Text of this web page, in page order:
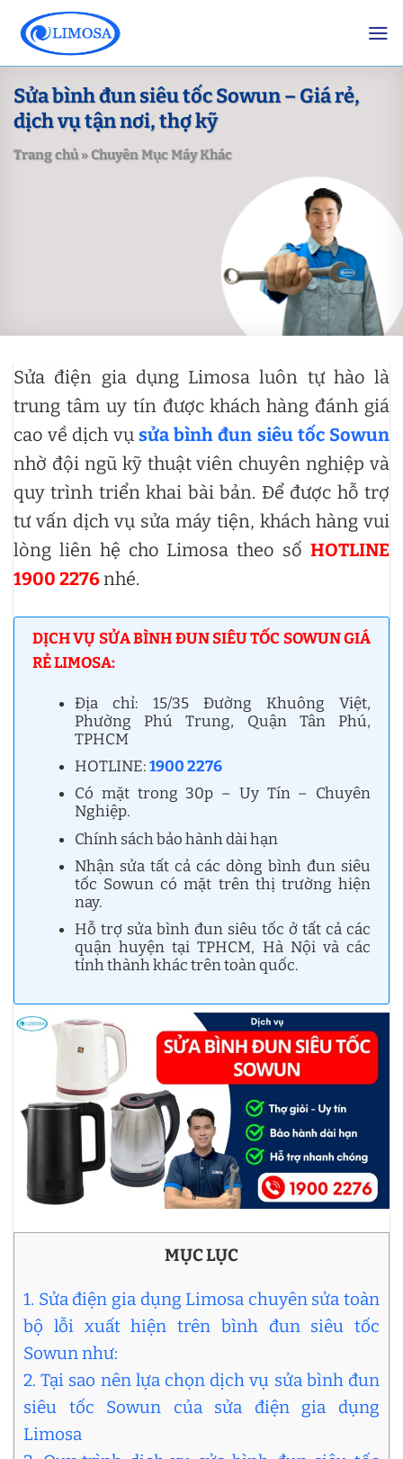
content
Sửa bình đun siêu tốc Sowun – Giá rẻ,
dịch vụ tận nơi, thợ kỹ
Trang chủ»Chuyên Mục Máy Khác
Sửa điện gia dụng Limosa luôn tự hào là
trung tâm uy tín được khách hàng đánh giá
cao về dịch vụ sửa bình đun siêu tốc Sowun
nhờ đội ngũ kỹ thuật viên chuyên nghiệp và
quy trình triển khai bài bản. Để được hỗ trợ
tư vấn dịch vụ sửa máy tiện, khách hàng vui
lòng liên hệ cho Limosa theo số HOTLINE
1900 2276nhé.
DỊCH VỤ SỬA BÌNH ĐUN SIÊU TỐC SOWUN GIÁ
RẺ LIMOSA:
Địa chỉ: 15/35 Đường Khuông Việt,
Phường Phú Trung, Quận Tân Phú,
TPHCM
HOTLINE:1900 2276
Có mặt trong 30p – Uy Tín – Chuyên
Nghiệp.
Chính sách bảo hành dài hạn
Nhận sửa tất cả các dòng bình đun siêu
tốc Sowun có mặt trên thị trường hiện
nay.
Hỗ trợ sửa bình đun siêu tốc ở tất cả các
quận huyện tại TPHCM, Hà Nội và các
tỉnh thành khác trên toàn quốc.
MỤC LỤC
1. Sửa điện gia dụng Limosa chuyên sửa toàn
bộ lỗi xuất hiện trên bình đun siêu tốc
Sowun như:
2. Tại sao nên lựa chọn dịch vụ sửa bình đun
siêu tốc Sowun của sửa điện gia dụng
Limosa